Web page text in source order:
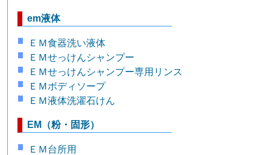
em液体
ＥＭ食器洗い液体
ＥＭせっけんシャンプー
ＥＭせっけんシャンプー専用リンス
ＥＭボディソープ
ＥＭ液体洗濯石けん
EM（粉・固形）
ＥＭ台所用